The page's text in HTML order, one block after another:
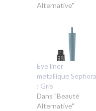
Alternative"
Eye liner
metallique Sephora
: Gris
Dans "Beauté
Alternative"